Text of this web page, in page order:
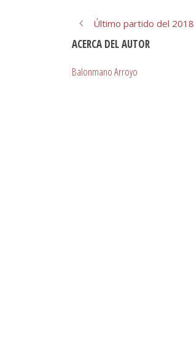
Último partido del 2018
ACERCA DEL AUTOR
Balonmano Arroyo